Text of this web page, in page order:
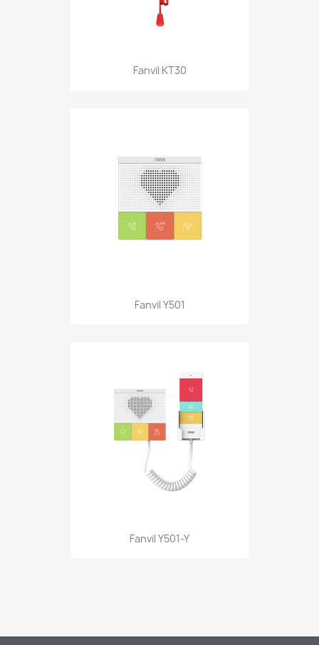
Fanvil KT30
Fanvil Y501
Fanvil Y501-Y